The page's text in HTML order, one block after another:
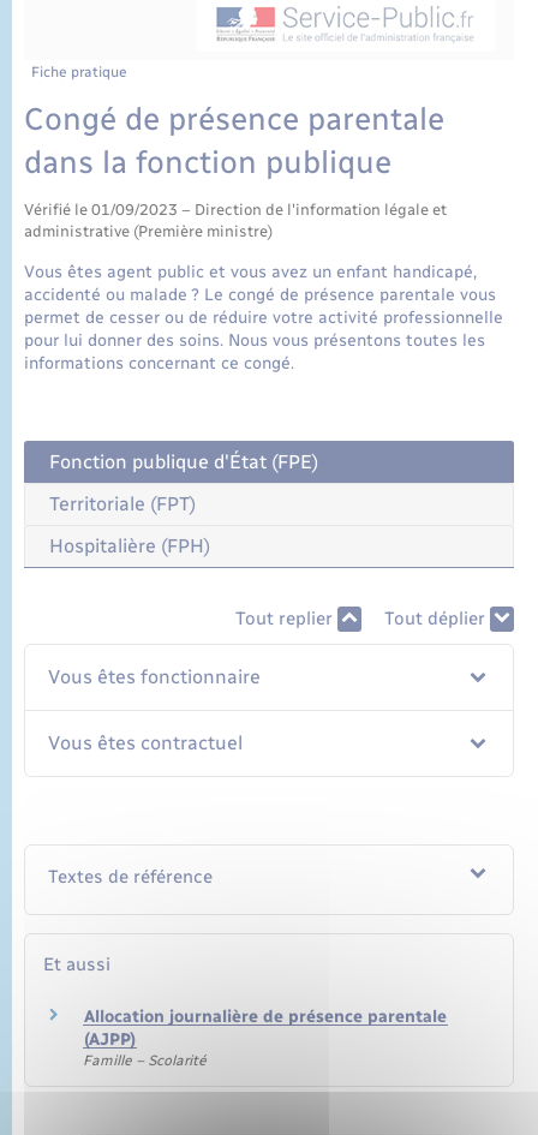
Fiche pratique
Congé de présence parentale
dans la fonction publique
Vérifié le 01/09/2023 – Direction de l'information légale et
administrative (Première ministre)
Vous êtes agent public et vous avez un enfant handicapé,
accidenté ou malade ? Le congé de présence parentale vous
permet de cesser ou de réduire votre activité professionnelle
pour lui donner des soins. Nous vous présentons toutes les
informations concernant ce congé.
Fonction publique d'État (FPE)
Territoriale (FPT)
Hospitalière (FPH)
Tout replier Tout déplier
Vous êtes fonctionnaire
Vous êtes contractuel
Textes de référence
Et aussi
Allocation journalière de présence parentale
(AJPP)
Famille – Scolarité